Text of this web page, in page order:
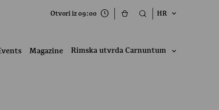
Otvori iz 09:00 HR
Magazine Rimska utvrda Carnuntum